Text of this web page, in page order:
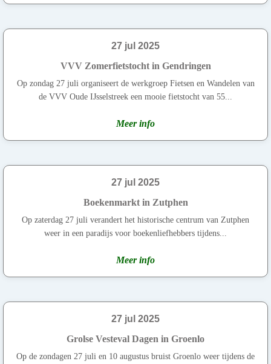
27 jul 2025
VVV Zomerfietstocht in Gendringen
Op zondag 27 juli organiseert de werkgroep Fietsen en Wandelen van
de VVV Oude IJsselstreek een mooie fietstocht van 55...
Meer info
27 jul 2025
Boekenmarkt in Zutphen
Op zaterdag 27 juli verandert het historische centrum van Zutphen
weer in een paradijs voor boekenliefhebbers tijdens...
Meer info
27 jul 2025
Grolse Vesteval Dagen in Groenlo
Op de zondagen 27 juli en 10 augustus bruist Groenlo weer tijdens de